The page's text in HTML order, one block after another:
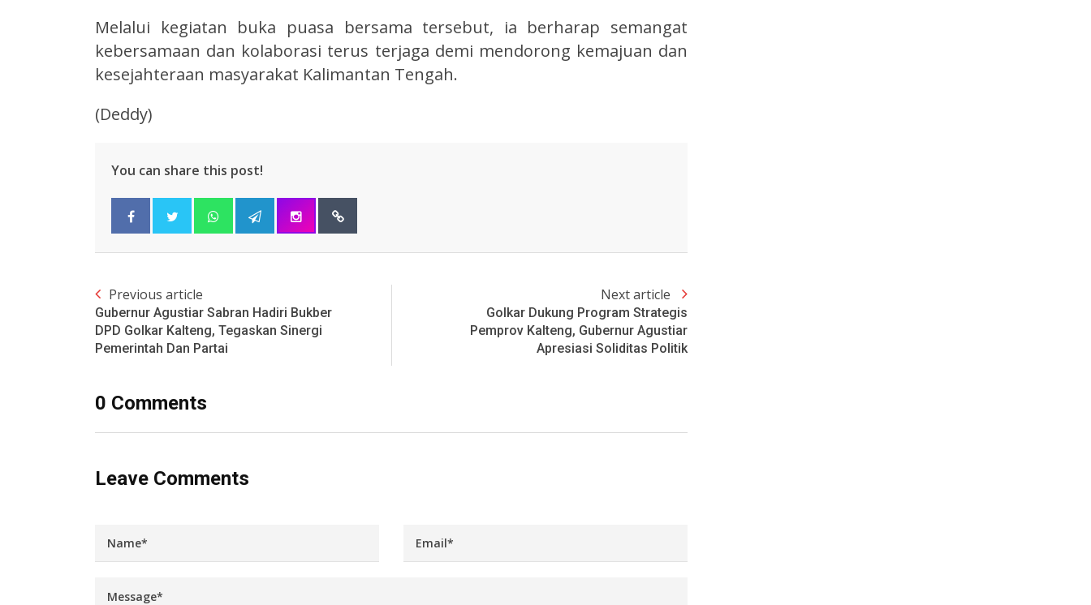
Melalui kegiatan buka puasa bersama tersebut, ia berharap semangat
kebersamaan dan kolaborasi terus terjaga demi mendorong kemajuan dan
kesejahteraan masyarakat Kalimantan Tengah.
(Deddy)
You can share this post!
Previous article
Gubernur Agustiar Sabran Hadiri Bukber
DPD Golkar Kalteng, Tegaskan Sinergi
Pemerintah Dan Partai
Next article
Golkar Dukung Program Strategis
Pemprov Kalteng, Gubernur Agustiar
Apresiasi Soliditas Politik
0 Comments
Leave Comments